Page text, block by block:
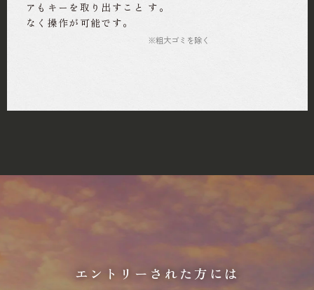
アもキーを取り出すこと
なく操作が可能です。
す。
※粗大ゴミを除く
エントリーされた方には